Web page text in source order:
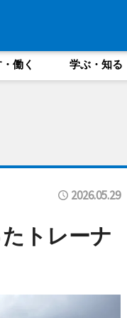
働く 学ぶ・知る
2026.05.29
トレーナ